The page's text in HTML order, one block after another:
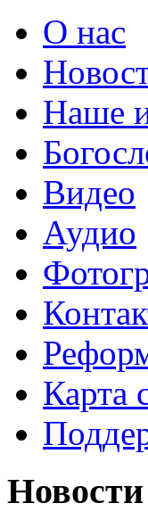
О нас
Наше
Видео
Аудио
Карта
Новости